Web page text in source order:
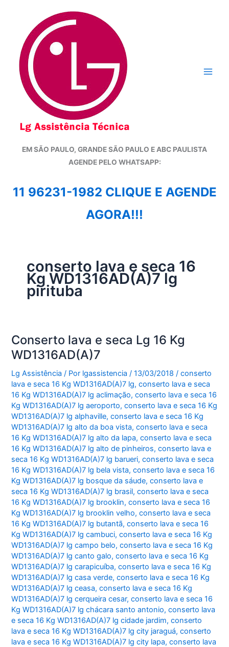
conteúdo
EM SÃO PAULO, GRANDE SÃO PAULO E ABC PAULISTA
AGENDE PELO WHATSAPP:
11 96231-1982 CLIQUE E AGENDE
AGORA!!!
conserto lava e seca 16
Kg WD1316AD(A)7 lg
pirituba
Conserto lava e seca Lg 16 Kg
WD1316AD(A)7
Lg Assistência / Por lgassistencia/13/03/2018 /conserto
lava e seca 16 Kg WD1316AD(A)7 lg,conserto lava e seca
16 Kg WD1316AD(A)7 lg aclimação,conserto lava e seca 16
Kg WD1316AD(A)7 lg aeroporto,conserto lava e seca 16 Kg
WD1316AD(A)7 lg alphaville,conserto lava e seca 16 Kg
WD1316AD(A)7 lg alto da boa vista,conserto lava e seca
16 Kg WD1316AD(A)7 lg alto da lapa,conserto lava e seca
16 Kg WD1316AD(A)7 lg alto de pinheiros,conserto lava e
seca 16 Kg WD1316AD(A)7 lg barueri,conserto lava e seca
16 Kg WD1316AD(A)7 lg bela vista,conserto lava e seca 16
Kg WD1316AD(A)7 lg bosque da sáude,conserto lava e
seca 16 Kg WD1316AD(A)7 lg brasil,conserto lava e seca
16 Kg WD1316AD(A)7 lg brooklin,conserto lava e seca 16
Kg WD1316AD(A)7 lg brooklin velho,conserto lava e seca
16 Kg WD1316AD(A)7 lg butantã,conserto lava e seca 16
Kg WD1316AD(A)7 lg cambuci,conserto lava e seca 16 Kg
WD1316AD(A)7 lg campo belo,conserto lava e seca 16 Kg
WD1316AD(A)7 lg canto galo,conserto lava e seca 16 Kg
WD1316AD(A)7 lg carapicuíba,conserto lava e seca 16 Kg
WD1316AD(A)7 lg casa verde,conserto lava e seca 16 Kg
WD1316AD(A)7 lg ceasa,conserto lava e seca 16 Kg
WD1316AD(A)7 lg cerqueira cesar,conserto lava e seca 16
Kg WD1316AD(A)7 lg chácara santo antonio,conserto lava
e seca 16 Kg WD1316AD(A)7 lg cidade jardim,conserto
lava e seca 16 Kg WD1316AD(A)7 lg city jaraguá,conserto
lava e seca 16 Kg WD1316AD(A)7 lg city lapa,conserto lava